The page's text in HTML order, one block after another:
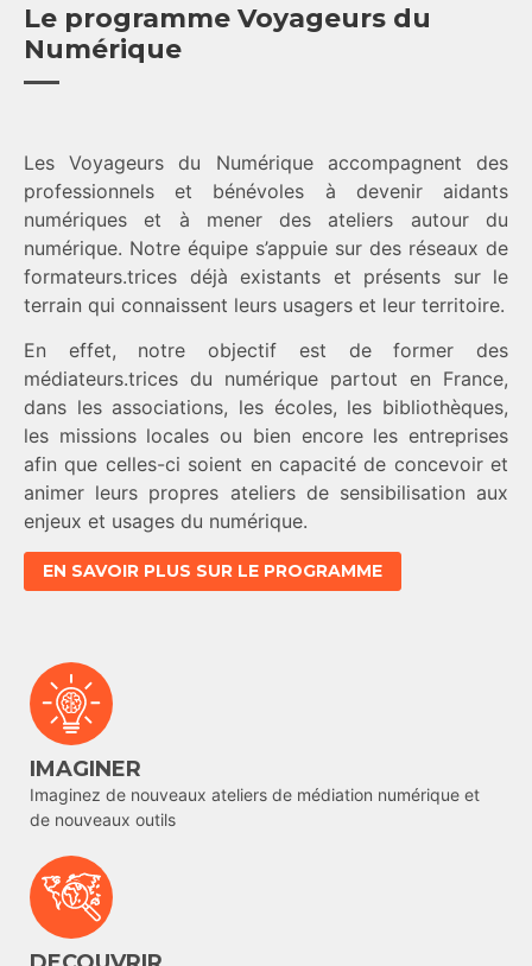
Le programme Voyageurs du
Numérique
Les Voyageurs du Numérique accompagnent des
professionnels et bénévoles à devenir aidants
numériques et à mener des ateliers autour du
numérique. Notre équipe s’appuie sur des réseaux de
formateurs.trices déjà existants et présents sur le
terrain qui connaissent leurs usagers et leur territoire.
En effet, notre objectif est de former des
médiateurs.trices du numérique partout en France,
dans les associations, les écoles, les bibliothèques,
les missions locales ou bien encore les entreprises
afin que celles-ci soient en capacité de concevoir et
animer leurs propres ateliers de sensibilisation aux
enjeux et usages du numérique.
EN SAVOIR PLUS SUR LE PROGRAMME
IMAGINER
Imaginez de nouveaux ateliers de médiation numérique et
de nouveaux outils